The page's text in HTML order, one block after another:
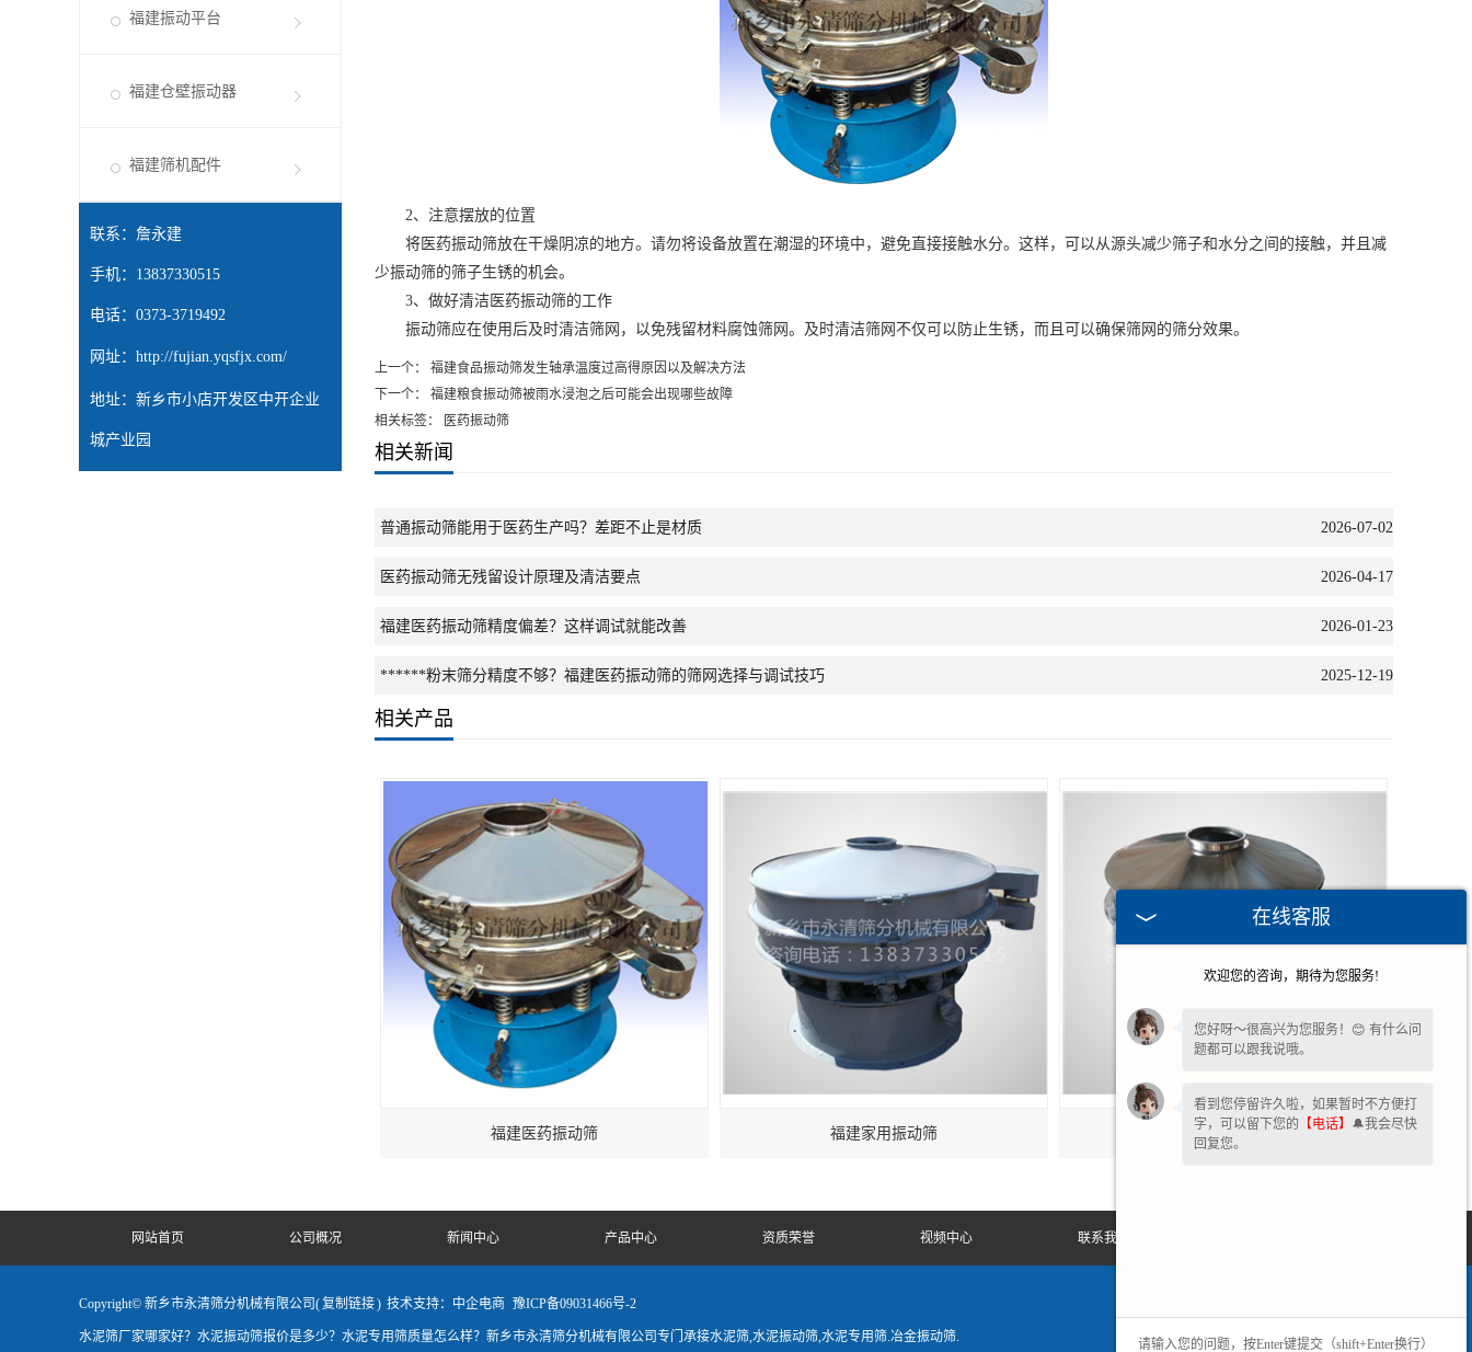
福建振动平台
福建仓壁振动器
福建筛机配件
联系：詹永建
手机：13837330515
电话：0373-3719492
网址： http://fujian.yqsfjx.com/
地址：新乡市小店开发区中开企业
城产业园
2、注意摆放的位置
将医药振动筛放在干燥阴凉的地方。请勿将设备放置在潮湿的环境中，避免直接接触水分。这样，可以从源头减少筛子和水分之间的接触，并且减
少振动筛的筛子生锈的机会。
3、做好清洁医药振动筛的工作
振动筛应在使用后及时清洁筛网，以免残留材料腐蚀筛网。及时清洁筛网不仅可以防止生锈，而且可以确保筛网的筛分效果。
上一个：
福建食品振动筛发生轴承温度过高得原因以及解决方法
下一个：
福建粮食振动筛被雨水浸泡之后可能会出现哪些故障
相关标签： 医药振动筛
相关新闻
普通振动筛能用于医药生产吗？差距不止是材质 2026-07-02
医药振动筛无残留设计原理及清洁要点 2026-04-17
福建医药振动筛精度偏差？这样调试就能改善 2026-01-23
******粉末筛分精度不够？福建医药振动筛的筛网选择与调试技巧 2025-12-19
相关产品
福建医药振动筛 福建家用振动筛 福建食品振动筛
网站首页 公司概况 新闻中心 产品中心 资质荣誉 视频中心 联系我们
Copyright© 新乡市永清筛分机械有限公司(复制链接) 技术支持：中企电商 豫ICP备09031466号-2
水泥筛厂家哪家好？水泥振动筛报价是多少？水泥专用筛质量怎么样？新乡市永清筛分机械有限公司专门承接水泥筛,水泥振动筛,水泥专用筛.冶金振动筛.
在线客服
欢迎您的咨询，期待为您服务!
您好呀～很高兴为您服务！😊 有什么问
题都可以跟我说哦。
看到您停留许久啦，如果暂时不方便打
字，可以留下您的 【电话】 🔔我会尽快
回复您。